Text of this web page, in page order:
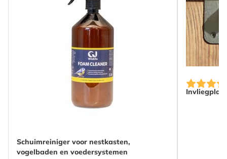
Schuimreiniger voor nestkasten,
vogelbaden en voedersystemen